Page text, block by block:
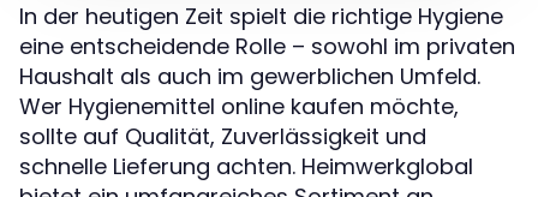
In der heutigen Zeit spielt die richtige Hygiene
eine entscheidende Rolle – sowohl im privaten
Haushalt als auch im gewerblichen Umfeld.
Wer Hygienemittel online kaufen möchte,
sollte auf Qualität, Zuverlässigkeit und
schnelle Lieferung achten. Heimwerkglobal